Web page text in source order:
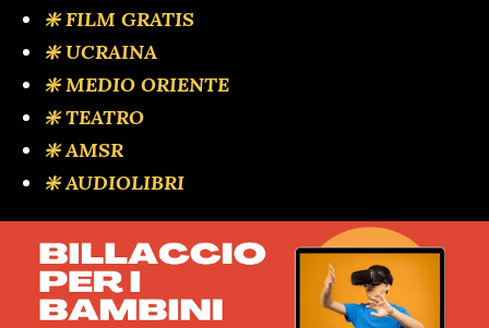
❇️ FILM GRATIS
❇️ UCRAINA
❇️ MEDIO ORIENTE
❇️ TEATRO
❇️ AMSR
❇️ AUDIOLIBRI